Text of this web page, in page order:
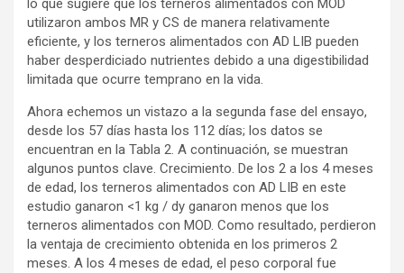
lo que sugiere que los terneros alimentados con MOD
utilizaron ambos MR y CS de manera relativamente
eficiente, y los terneros alimentados con AD LIB pueden
haber desperdiciado nutrientes debido a una digestibilidad
limitada que ocurre temprano en la vida.
Ahora echemos un vistazo a la segunda fase del ensayo,
desde los 57 días hasta los 112 días; los datos se
encuentran en la Tabla 2. A continuación, se muestran
algunos puntos clave. Crecimiento. De los 2 a los 4 meses
de edad, los terneros alimentados con AD LIB en este
estudio ganaron <1 kg / dy ganaron menos que los
terneros alimentados con MOD. Como resultado, perdieron
la ventaja de crecimiento obtenida en los primeros 2
meses. A los 4 meses de edad, el peso corporal fue